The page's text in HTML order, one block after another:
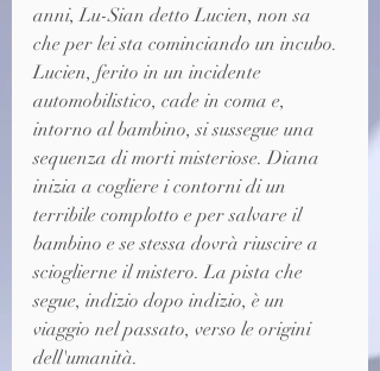
anni, Lu-Sian detto Lucien, non sa
che per lei sta cominciando un incubo.
Lucien, ferito in un incidente
automobilistico, cade in coma e,
intorno al bambino, si sussegue una
sequenza di morti misteriose. Diana
inizia a cogliere i contorni di un
terribile complotto e per salvare il
bambino e se stessa dovrà riuscire a
scioglierne il mistero. La pista che
segue, indizio dopo indizio, è un
viaggio nel passato, verso le origini
dell'umanità.